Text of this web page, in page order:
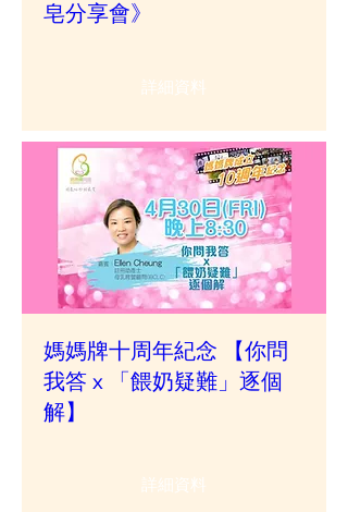
皂分享會》
詳細資料
媽媽牌十周年紀念 【你問
我答 x 「餵奶疑難」逐個
解】
詳細資料